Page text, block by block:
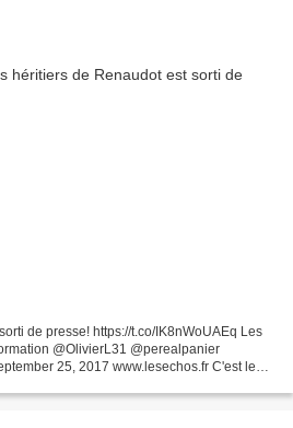
de presse! https://t.co/IK8nWoUAEq Les
@OlivierL31 @perealpanier
25, 2017 www.lesechos.fr C'est le